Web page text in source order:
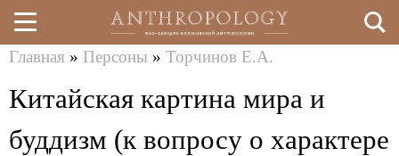
Перейти
к
основному
здесь
Главная » Персоны » Торчинов Е.А.
Китайская картина мира и
буддизм (к вопросу о характере